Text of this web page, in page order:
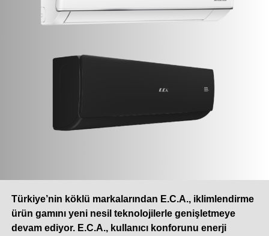
Türkiye’nin köklü markalarından E.C.A., iklimlendirme
ürün gamını yeni nesil teknolojilerle genişletmeye
devam ediyor. E.C.A., kullanıcı konforunu enerji